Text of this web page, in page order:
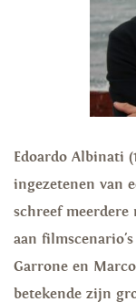
Edoardo Albinati
ingezetenen van
schreef
aan
Garrone en
betekende zijn